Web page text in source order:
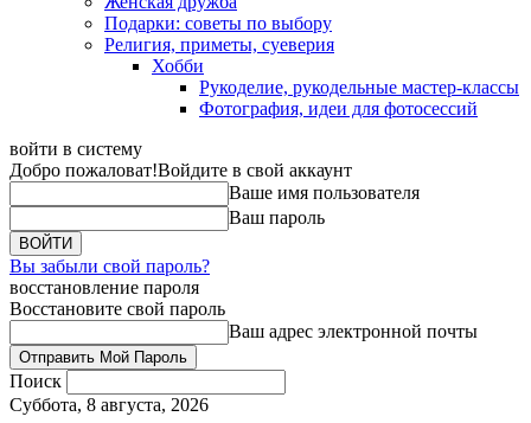
Подарки: советы по выбору
Религия, приметы, суеверия
Хобби
Рукоделие, рукодельные мастер-классы
Фотография, идеи для фотосессий
войти в систему
Добро пожаловат!Войдите в свой аккаунт
Ваше имя пользователя
Ваш пароль
Вы забыли свой пароль?
восстановление пароля
Восстановите свой пароль
Ваш адрес электронной почты
Поиск
Суббота, 8 августа, 2026